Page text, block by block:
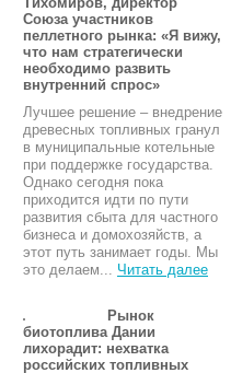
Союза участников
пеллетного рынка: «Я вижу,
что нам стратегически
необходимо развить
внутренний спрос»
Лучшее решение – внедрение
древесных топливных гранул
в муниципальные котельные
при поддержке государства.
Однако сегодня пока
приходится идти по пути
развития сбыта для частного
бизнеса и домохозяйств, а
этот путь занимает годы. Мы
это делаем... Читать далее
Рынок
биотоплива Дании
лихорадит: нехватка
российских топливных